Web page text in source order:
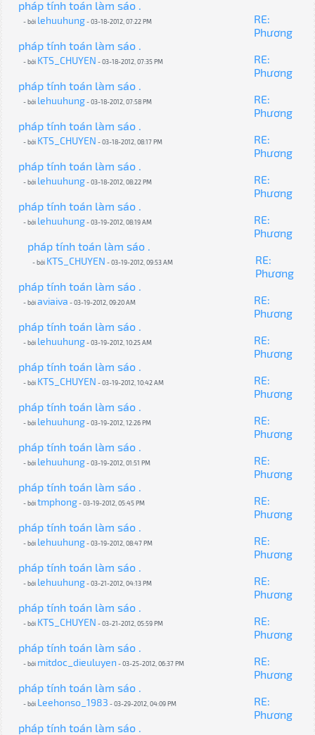
pháp tính toán làm sáo .
- bởi lehuuhung- 03-18-2012, 07:22 PM
RE:
Phương
pháp tính toán làm sáo .
- bởi KTS_CHUYEN - 03-18-2012, 07:35 PM
RE:
Phương
pháp tính toán làm sáo .
- bởi lehuuhung- 03-18-2012, 07:58 PM
RE:
Phương
pháp tính toán làm sáo .
- bởi KTS_CHUYEN - 03-18-2012, 08:17 PM
RE:
Phương
pháp tính toán làm sáo .
- bởi lehuuhung- 03-18-2012, 08:22 PM
RE:
Phương
pháp tính toán làm sáo .
- bởi lehuuhung- 03-19-2012, 08:19 AM
RE:
Phương
pháp tính toán làm sáo .
- bởi KTS_CHUYEN - 03-19-2012, 09:53 AM
RE:
Phương
pháp tính toán làm sáo .
- bởiaviaiva - 03-19-2012, 09:20 AM
RE:
Phương
pháp tính toán làm sáo .
- bởi lehuuhung- 03-19-2012, 10:25 AM
RE:
Phương
pháp tính toán làm sáo .
- bởi KTS_CHUYEN - 03-19-2012, 10:42 AM
RE:
Phương
pháp tính toán làm sáo .
- bởi lehuuhung- 03-19-2012, 12:26 PM
RE:
Phương
pháp tính toán làm sáo .
- bởi lehuuhung- 03-19-2012, 01:51 PM
RE:
Phương
pháp tính toán làm sáo .
- bởitmphong- 03-19-2012, 05:45 PM
RE:
Phương
pháp tính toán làm sáo .
- bởi lehuuhung- 03-19-2012, 08:47 PM
RE:
Phương
pháp tính toán làm sáo .
- bởi lehuuhung- 03-21-2012, 04:13 PM
RE:
Phương
pháp tính toán làm sáo .
- bởi KTS_CHUYEN - 03-21-2012, 05:59 PM
RE:
Phương
pháp tính toán làm sáo .
- bởi mitdoc_dieuluyen - 03-25-2012, 06:37 PM
RE:
Phương
pháp tính toán làm sáo .
- bởi Leehonso_1983 - 03-29-2012, 04:09 PM
RE:
Phương
pháp tính toán làm sáo .